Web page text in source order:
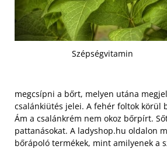
Szépségvitamin
megcsípni a bőrt, melyen utána
csalánkiütés jelei. A fehér foltok körül
Ám a csalánkrém nem okoz bőrpírt.
pattanásokat. A ladyshop.hu oldalon
bőrápoló termékek, mint amilyenek a